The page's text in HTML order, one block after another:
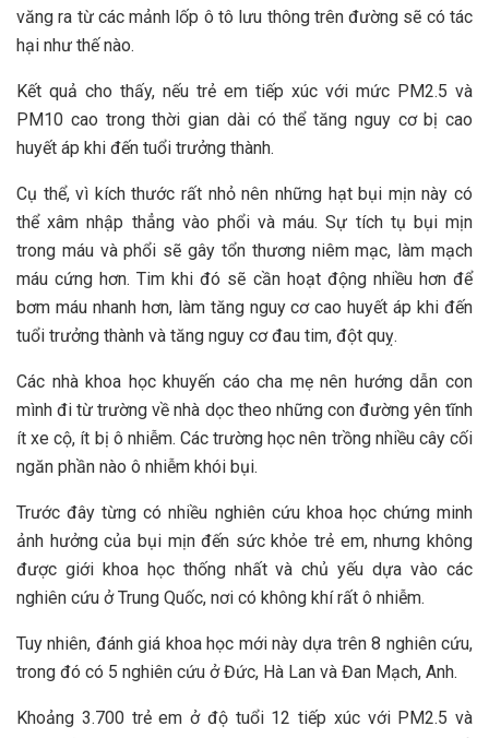
văng ra từ các mảnh lốp ô tô lưu thông trên đường sẽ có tác
hại như thế nào.
Kết quả cho thấy, nếu trẻ em tiếp xúc với mức PM2.5 và
PM10 cao trong thời gian dài có thể tăng nguy cơ bị cao
huyết áp khi đến tuổi trưởng thành.
Cụ thể, vì kích thước rất nhỏ nên những hạt bụi mịn này có
thể xâm nhập thẳng vào phổi và máu. Sự tích tụ bụi mịn
trong máu và phổi sẽ gây tổn thương niêm mạc, làm mạch
máu cứng hơn. Tim khi đó sẽ cần hoạt động nhiều hơn để
bơm máu nhanh hơn, làm tăng nguy cơ cao huyết áp khi đến
tuổi trưởng thành và tăng nguy cơ đau tim, đột quỵ.
Các nhà khoa học khuyến cáo cha mẹ nên hướng dẫn con
mình đi từ trường về nhà dọc theo những con đường yên tĩnh
ít xe cộ, ít bị ô nhiễm. Các trường học nên trồng nhiều cây cối
ngăn phần nào ô nhiễm khói bụi.
Trước đây từng có nhiều nghiên cứu khoa học chứng minh
ảnh hưởng của bụi mịn đến sức khỏe trẻ em, nhưng không
được giới khoa học thống nhất và chủ yếu dựa vào các
nghiên cứu ở Trung Quốc, nơi có không khí rất ô nhiễm.
Tuy nhiên, đánh giá khoa học mới này dựa trên 8 nghiên cứu,
trong đó có 5 nghiên cứu ở Đức, Hà Lan và Đan Mạch, Anh.
Khoảng 3.700 trẻ em ở độ tuổi 12 tiếp xúc với PM2.5 và